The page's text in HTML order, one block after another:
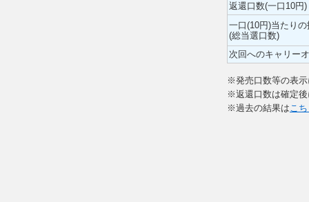
返還口数(一口10円)
一口(10円)当たり
(総当選口数)
次回へのキャリー
※発売口数等の表示
※返還口数は確定
※過去の結果はこ